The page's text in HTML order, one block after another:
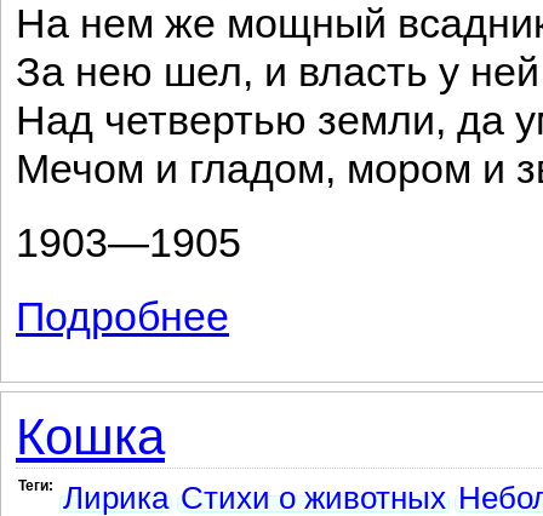
На нем же мощный
За нею шел, и власть у
Над четвертью земли, да
Мечом и гладом, мором и
1903—1905
Подробнее
Кошка
Теги: Лирика Стихи о животных